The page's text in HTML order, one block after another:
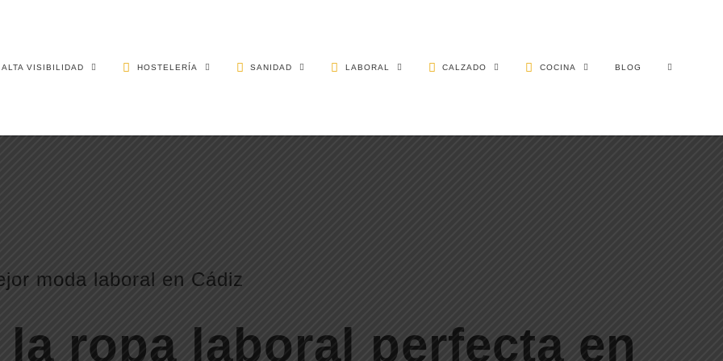
ALTA VISIBILIDAD HOSTELERÍA SANIDAD LABORAL CALZADO COCINA BLOG
moda laboral en Cádiz
ropa laboral perfecta en